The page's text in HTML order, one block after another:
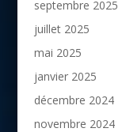
septembre 2025
juillet 2025
mai 2025
janvier 2025
décembre 2024
novembre 2024